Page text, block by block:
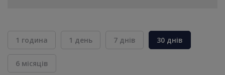
1 година 1 день 7 днів 30 днів
6 місяців